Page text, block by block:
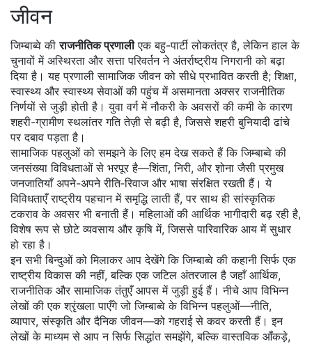
जीवन
जिम्बाब्वे कीराजनीतिक प्रणालीएक बहु-पार्टी लोकतंत्र है, लेकिन हाल के
चुनावों में अस्थिरता और सत्ता परिवर्तन ने अंतर्राष्ट्रीय निगरानी को बढ़ा
दिया है। यह प्रणाली सामाजिक जीवन को सीधे प्रभावित करती है; शिक्षा,
स्वास्थ्य और स्वास्थ्य सेवाओं की पहुंच में असमानता अक्सर राजनीतिक
निर्णयों से जुड़ी होती है। युवा वर्ग में नौकरी के अवसरों की कमी के कारण
शहरी-ग्रामीण स्थलांतर गति तेज़ी से बढ़ी है, जिससे शहरी बुनियादी ढांचे
पर दबाव पड़ता है।
सामाजिक पहलुओं को समझने के लिए हम देख सकते हैं कि जिम्बाब्वे की
जनसंख्या विविधताओं से भरपूर है—शिंता, निरी, और श़ोना जैसी प्रमुख
जनजातियाँ अपने-अपने रीति‑रिवाज और भाषा संरक्षित रखती हैं। ये
विविधताएँ राष्ट्रीय पहचान में समृद्धि लाती हैं, पर साथ ही सांस्कृतिक
टकराव के अवसर भी बनाती हैं। महिलाओं की आर्थिक भागीदारी बढ़ रही है,
विशेष रूप से छोटे व्यवसाय और कृषि में, जिससे पारिवारिक आय में सुधार
हो रहा है।
इन सभी बिन्दुओं को मिलाकर आप देखेंगे कि जिम्बाब्वे की कहानी सिर्फ एक
राष्ट्रीय विकास की नहीं, बल्कि एक जटिल अंतरजाल है जहाँ आर्थिक,
राजनीतिक और सामाजिक तंतुएँ आपस में जुड़ी हुई हैं। नीचे आप विभिन्न
लेखों की एक श्रृंखला पाएँगे जो जिम्बाब्वे के विभिन्न पहलुओं—नीति,
व्यापार, संस्कृति और दैनिक जीवन—को गहराई से कवर करती हैं। इन
लेखों के माध्यम से आप न सिर्फ सिद्धांत समझेंगे, बल्कि वास्तविक आँकड़े,